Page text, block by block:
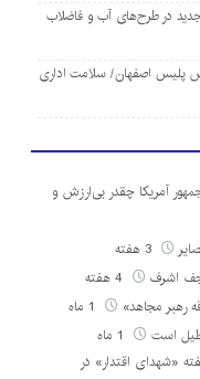
جدید در طرح‌های آب و فاضلاب
پلیس اصفهان/ سلامت اداری
آمریکا چقدر بی‌ارزش و
3 هفته
اشرف
رهبر مجاهد»
«شهدای اقتدار» در